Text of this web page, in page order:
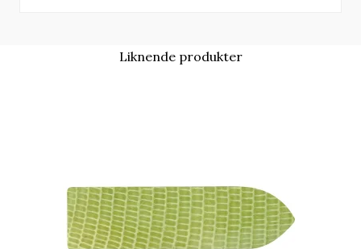
Liknende produkter